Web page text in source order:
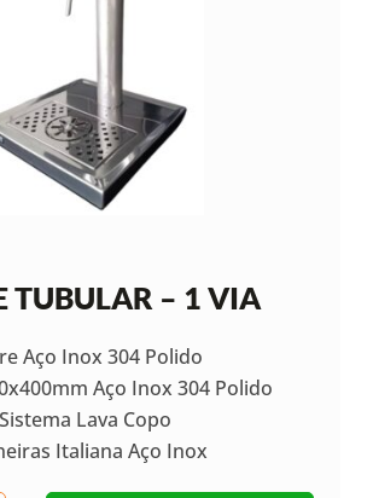
TUBULAR – 1 VIA
Aço Inox 304 Polido
Aço Inox 304 Polido
Sistema Lava Copo
Italiana Aço Inox